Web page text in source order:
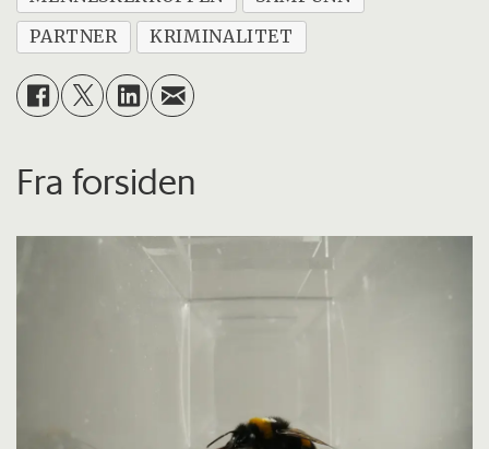
PARTNER
KRIMINALITET
Fra forsiden